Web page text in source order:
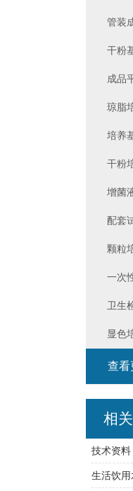
管装
干粉
成品
琼脂
培养
干粉
增菌
配套
颗粒
一次
卫生
显色
查看
相
技术资
生活饮